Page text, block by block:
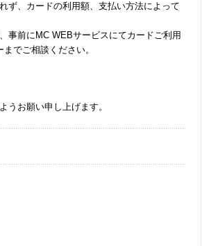
ず、カードの利用額、支払い方法によって
事前にMC WEBサービスにてカードご利用
でご相談ください。
うお願い申し上げます。